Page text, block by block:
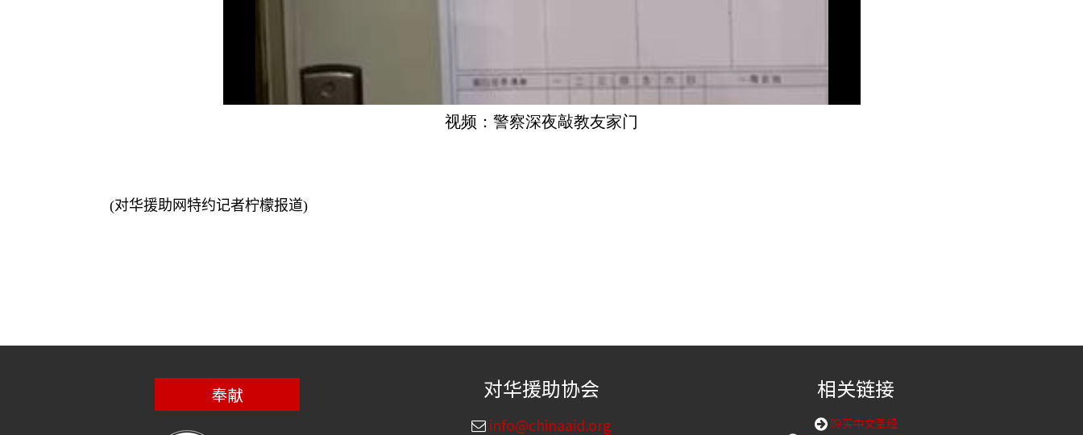
视频：警察深夜敲教友家门
(对华援助网特约记者柠檬报道)
奉献 对华援助协会
info@chinaaid.org
相关链接
购买中文圣经